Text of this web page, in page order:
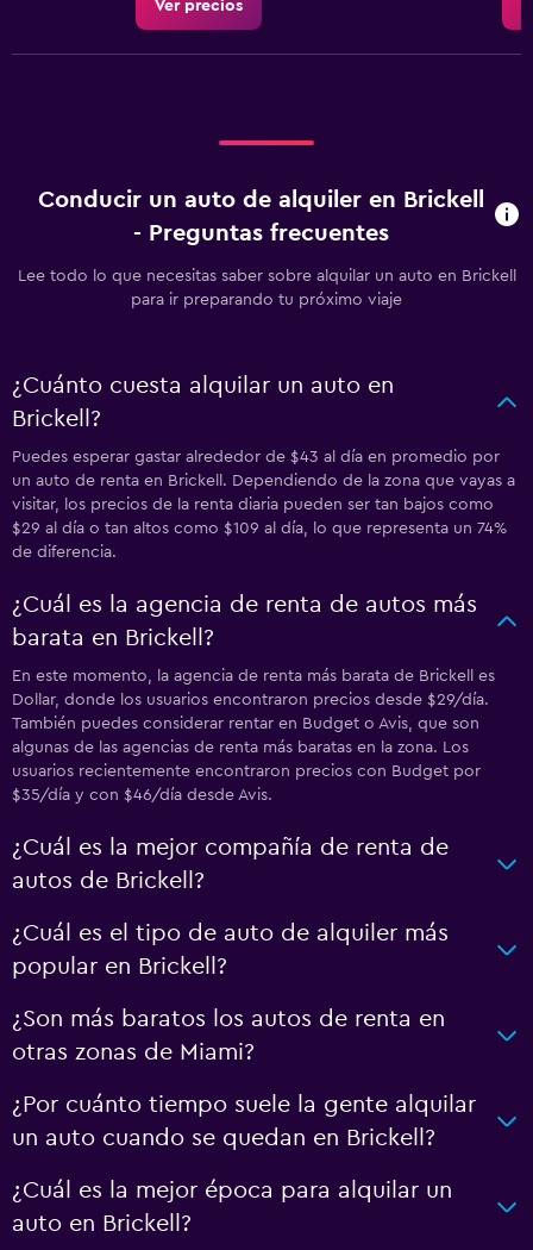
Ver precios
Conducir un auto de alquiler en Brickell
- Preguntas frecuentes
Lee todo lo que necesitas saber sobre alquilar un auto en Brickell
para ir preparando tu próximo viaje
¿Cuánto cuesta alquilar un auto en
Brickell?
Puedes esperar gastar alrededor de $43 al día en promedio por
un auto de renta en Brickell. Dependiendo de la zona que vayas a
visitar, los precios de la renta diaria pueden ser tan bajos como
$29 al día o tan altos como $109 al día, lo que representa un 74%
de diferencia.
¿Cuál es la agencia de renta de autos más
barata en Brickell?
En este momento, la agencia de renta más barata de Brickell es
Dollar, donde los usuarios encontraron precios desde $29/día.
También puedes considerar rentar en Budget o Avis, que son
algunas de las agencias de renta más baratas en la zona. Los
usuarios recientemente encontraron precios con Budget por
$35/día y con $46/día desde Avis.
¿Cuál es la mejor compañía de renta de
autos de Brickell?
¿Cuál es el tipo de auto de alquiler más
popular en Brickell?
¿Son más baratos los autos de renta en
otras zonas de Miami?
¿Por cuánto tiempo suele la gente alquilar
un auto cuando se quedan en Brickell?
¿Cuál es la mejor época para alquilar un
auto en Brickell?